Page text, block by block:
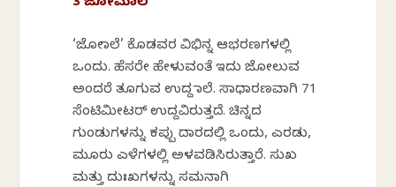
3 ಜೋಮಾಲೆ
‘ಜೋಮಾಲೆ’ ಕೊಡವರ ವಿಭಿನ್ನ ಆಭರಣಗಳಲ್ಲಿ
ಒಂದು. ಹೆಸರೇ ಹೇಳುವಂತೆ ಇದು ಜೋಲುವ
ಅಂದರೆ ತೂಗುವ ಉದ್ದ ಮಾಲೆ. ಸಾಧಾರಣವಾಗಿ 71
ಸೆಂಟಿಮೀಟರ್ ಉದ್ದವಿರುತ್ತದೆ. ಚಿನ್ನದ
ಗುಂಡುಗಳನ್ನು ಕಪ್ಪು ದಾರದಲ್ಲಿ ಒಂದು, ಎರಡು,
ಮೂರು ಎಳೆಗಳಲ್ಲಿ ಅಳವಡಿಸಿರುತ್ತಾರೆ. ಸುಖ
ಮತ್ತು ದುಃಖಗಳನ್ನು ಸಮನಾಗಿ